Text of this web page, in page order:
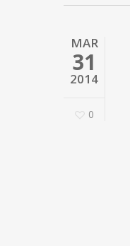
MAR
31
2014
0